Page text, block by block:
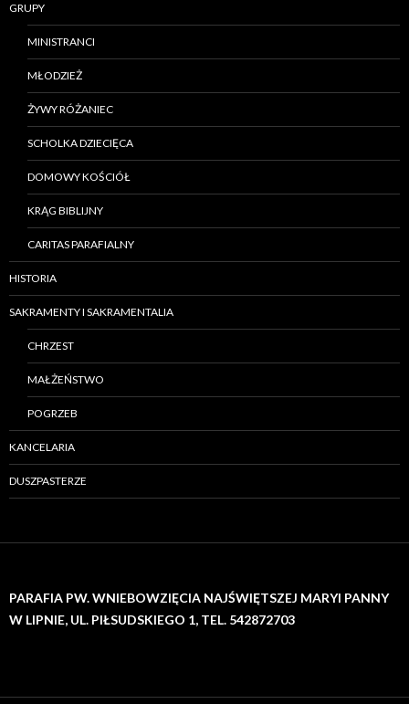
GRUPY
MINISTRANCI
MŁODZIEŻ
ŻYWY RÓŻANIEC
SCHOLKA DZIECIĘCA
DOMOWY KOŚCIÓŁ
KRĄG BIBLIJNY
CARITAS PARAFIALNY
HISTORIA
SAKRAMENTY I SAKRAMENTALIA
CHRZEST
MAŁŻEŃSTWO
POGRZEB
KANCELARIA
DUSZPASTERZE
PARAFIA PW. WNIEBOWZIĘCIA NAJŚWIĘTSZEJ MARYI PANNY
W LIPNIE, UL. PIŁSUDSKIEGO 1, TEL. 542872703